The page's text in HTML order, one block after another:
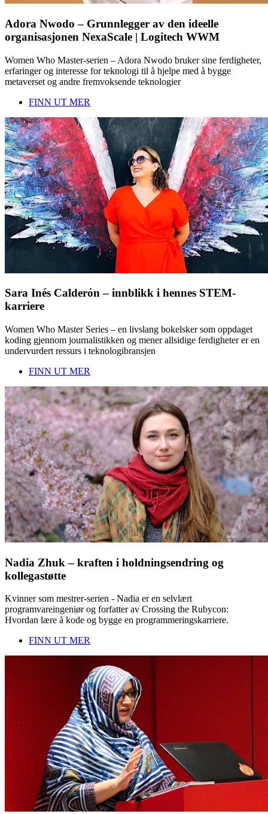
Adora Nwodo – Grunnlegger av den ideelle
organisasjonen NexaScale | Logitech WWM
Women Who Master-serien – Adora Nwodo bruker sine ferdigheter,
erfaringer og interesse for teknologi til å hjelpe med å bygge
metaverset og andre fremvoksende teknologier
FINN UT MER
Sara Inés Calderón – innblikk i hennes STEM-
karriere
Women Who Master Series – en livslang bokelsker som oppdaget
koding gjennom journalistikken og mener allsidige ferdigheter er en
undervurdert ressurs i teknologibransjen
FINN UT MER
Nadia Zhuk – kraften i holdningsendring og
kollegastøtte
Kvinner som mestrer-serien - Nadia er en selvlært
programvareingeniør og forfatter av Crossing the Rubycon:
Hvordan lære å kode og bygge en programmeringskarriere.
FINN UT MER